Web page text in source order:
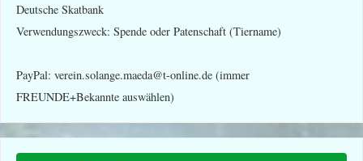
Deutsche Skatbank
Verwendungszweck: Spende oder Patenschaft (Tiername)
PayPal: verein.solange.maeda@t-online.de (immer
FREUNDE+Bekannte auswählen)